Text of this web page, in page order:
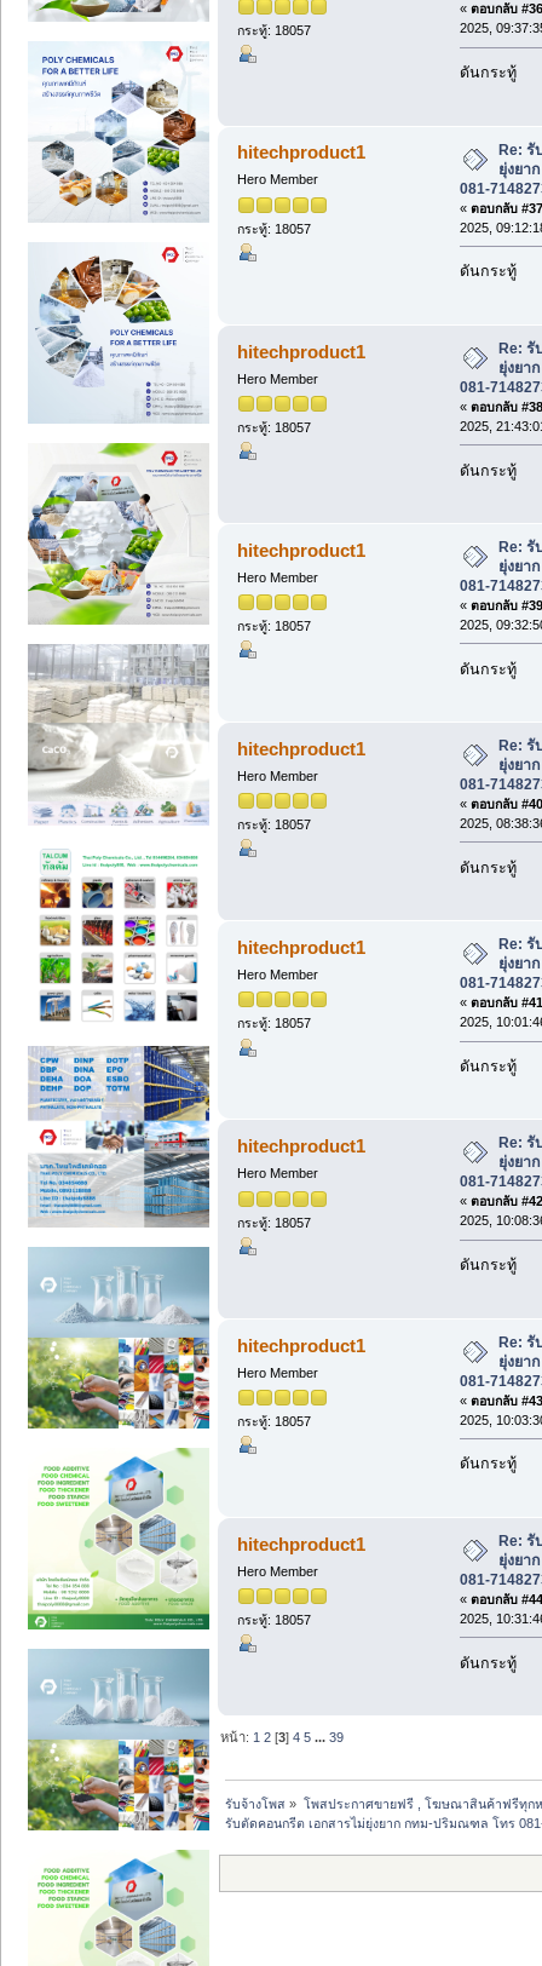
กระทู้: 18057
« ตอบกลับ
2025,
ดันกระทู้
hitechproduct1
Hero Member
กระทู้: 18057
Re: รั
ยุ่งยา
081-
« ตอบกลับ
2025,
ดันกระทู้
hitechproduct1
Hero Member
กระทู้: 18057
Re: รั
ยุ่งยา
081-
« ตอบกลับ
2025,
ดันกระทู้
hitechproduct1
Hero Member
กระทู้: 18057
Re: รั
ยุ่งยา
081-
« ตอบกลับ
2025,
ดันกระทู้
hitechproduct1
Hero Member
กระทู้: 18057
Re: รั
ยุ่งยา
081-
« ตอบกลับ
2025,
ดันกระทู้
hitechproduct1
Hero Member
กระทู้: 18057
Re: รั
ยุ่งยา
081-
« ตอบกลับ
2025,
ดันกระทู้
hitechproduct1
Hero Member
กระทู้: 18057
Re: รั
ยุ่งยา
081-
« ตอบกลับ
2025,
ดันกระทู้
hitechproduct1
Hero Member
กระทู้: 18057
Re: รั
ยุ่งยา
081-
« ตอบกลับ
2025,
ดันกระทู้
hitechproduct1
Hero Member
กระทู้: 18057
Re: รั
ยุ่งยา
081-
« ตอบกลับ
2025,
ดันกระทู้
หน้า: 1 2 [3]4 5 ...39
รับจ้างโพส » โพสประกาศขายฟรี , โฆษณาสินค้าฟรีทุก
รับตัดคอนกรีต เอกสารไม่ยุ่งยาก กทม-ปริมณฑล โทร